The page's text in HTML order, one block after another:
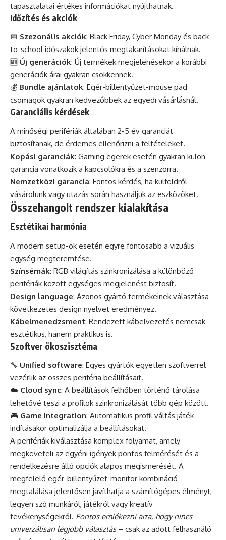
tapasztalatai értékes információkat nyújthatnak.
Időzítés és akciók
📅 Szezonális akciók: Black Friday, Cyber Monday és back-
to-school időszakok jelentős megtakarításokat kínálnak.
🆕 Új generációk: Új termékek megjelenésekor a korábbi
generációk árai gyakran csökkennek.
💰 Bundle ajánlatok: Egér-billentyűzet-mouse pad
csomagok gyakran kedvezőbbek az egyedi vásárlásnál.
Garanciális kérdések
A minőségi perifériák általában 2-5 év garanciát
biztosítanak, de érdemes ellenőrizni a feltételeket.
Kopási garanciák: Gaming egerek esetén gyakran külön
garancia vonatkozik a kapcsolókra és a szenzorra.
Nemzetközi garancia: Fontos kérdés, ha külföldről
vásárolunk vagy utazás során használjuk az eszközöket.
Összehangolt rendszer kialakítása
Esztétikai harmónia
A modern setup-ok esetén egyre fontosabb a vizuális
egység megteremtése.
Színsémák: RGB világítás szinkronizálása a különböző
perifériák között egységes megjelenést biztosít.
Design language: Azonos gyártó termékeinek választása
következetes design nyelvet eredményez.
Kábelmenedzsment: Rendezett kábelvezetés nemcsak
esztétikus, hanem praktikus is.
Szoftver ökoszisztéma
🔧 Unified software: Egyes gyártók egyetlen szoftverrel
vezérlik az összes periféria beállításait.
☁️ Cloud sync: A beállítások felhőben történő tárolása
lehetővé teszi a profilok szinkronizálását több gép között.
🎮 Game integration: Automatikus profil váltás játék
indításakor optimalizálja a beállításokat.
A perifériák kiválasztása komplex folyamat, amely
megköveteli az egyéni igények pontos felmérését és a
rendelkezésre álló opciók alapos megismerését. A
megfelelő egér-billentyűzet-monitor kombináció
megtalálása jelentősen javíthatja a számítógépes élményt,
legyen szó munkáról, játékról vagy kreatív
tevékenységekről. Fontos emlékezni arra, hogy nincs
univerzálisan legjobb választás– csak az adott felhasználó